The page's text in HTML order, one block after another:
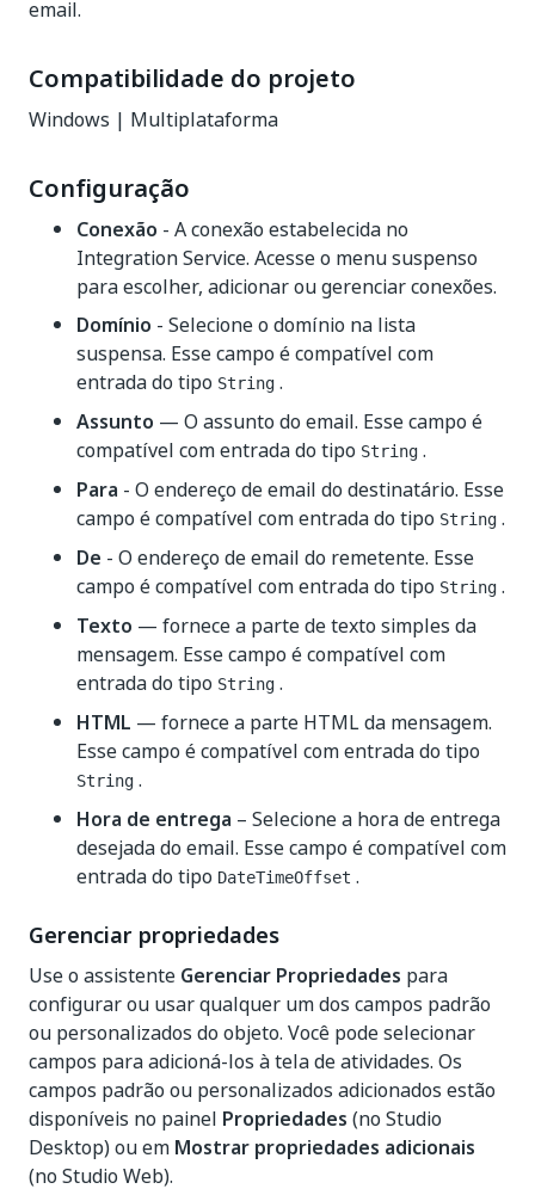
email.
Compatibilidade do projeto
Windows | Multiplataforma
Configuração
Conexão - A conexão estabelecida no
Integration Service. Acesse o menu suspenso
para escolher, adicionar ou gerenciar conexões.
Domínio - Selecione o domínio na lista
suspensa. Esse campo é compatível com
entrada do tipo String .
Assunto — O assunto do email. Esse campo é
compatível com entrada do tipo String .
Para - O endereço de email do destinatário. Esse
campo é compatível com entrada do tipo String .
De - O endereço de email do remetente. Esse
campo é compatível com entrada do tipo String .
Texto — fornece a parte de texto simples da
mensagem. Esse campo é compatível com
entrada do tipo String .
HTML — fornece a parte HTML da mensagem.
Esse campo é compatível com entrada do tipo
String .
Hora de entrega – Selecione a hora de entrega
desejada do email. Esse campo é compatível com
entrada do tipo DateTimeOffset .
Gerenciar propriedades
Use o assistente Gerenciar Propriedades para
configurar ou usar qualquer um dos campos padrão
ou personalizados do objeto. Você pode selecionar
campos para adicioná-los à tela de atividades. Os
campos padrão ou personalizados adicionados estão
disponíveis no painel Propriedades (no Studio
Desktop) ou em Mostrar propriedades adicionais
(no Studio Web).